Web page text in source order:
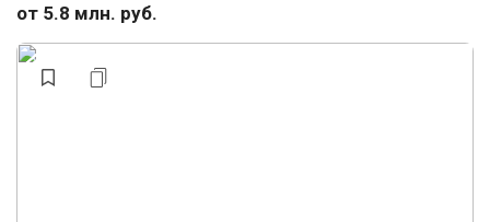
от 5.8 млн. руб.